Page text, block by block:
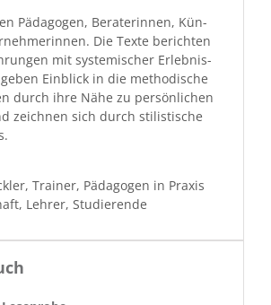
Päd­a­gogen, Bera­terin­nen, Kün­
Die Texte bericht­en
mit sys­temis­ch­er Erleb­nis­
Ein­blick in die method­is­che
durch ihre Nähe zu per­sön­lichen
zeich­nen sich durch stilis­tis­che
Train­er, Päd­a­gogen in Prax­is
Lehrer, Studierende